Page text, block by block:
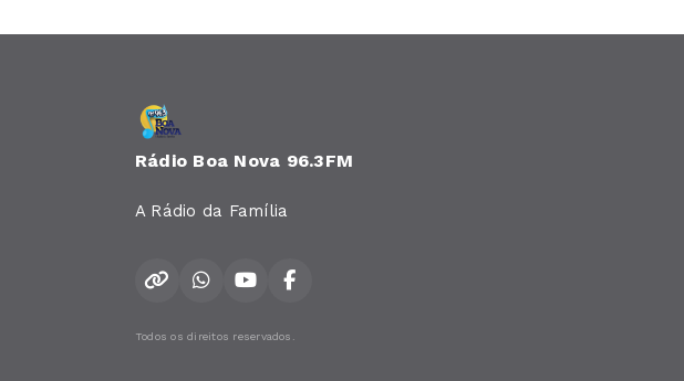
Rádio Boa Nova 96.3FM
A Rádio da Família
Todos os direitos reservados.